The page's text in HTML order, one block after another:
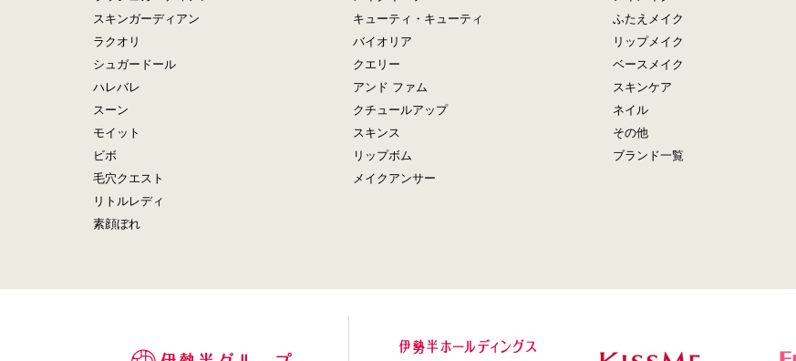
スキンガーディアン
ラクオリ
シュガードール
ハレバレ
スーン
モイット
ビボ
毛穴クエスト
リトルレディ
素顔ぼれ
キューティ・キューティ
バイオリア
クエリー
アンド ファム
クチュールアップ
スキンス
リップボム
メイクアンサー
ふたえメイク
リップメイク
ベースメイク
スキンケア
ネイル
その他
ブランド一覧